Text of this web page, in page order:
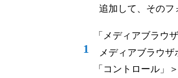
追加して、そのフ
「メディアブラウ
1
メディアブラウ
「コントロール」